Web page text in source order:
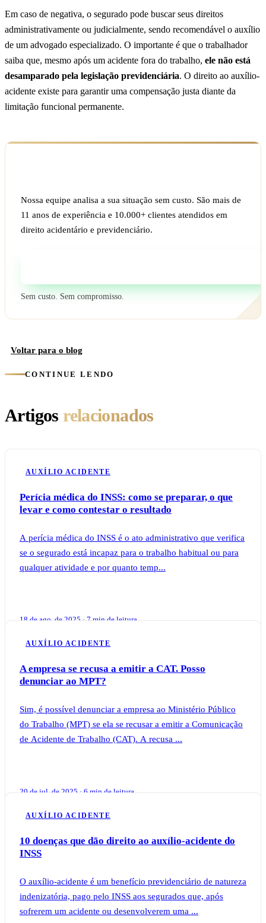
Em caso de negativa, o segurado pode buscar seus direitos
administrativamente ou judicialmente, sendo recomendável o auxílio
de um advogado especializado. O importante é que o trabalhador
saiba que, mesmo após um acidente fora do trabalho, ele não está
desamparado pela legislação previdenciária. O direito ao auxílio-
acidente existe para garantir uma compensação justa diante da
limitação funcional permanente.
Nossa equipe analisa a sua situação sem custo. São mais de
11 anos de experiência e 10.000+ clientes atendidos em
direito acidentário e previdenciário.
Sem custo. Sem compromisso.
Voltar para o blog
CONTINUE LENDO
Artigos relacionados
AUXÍLIO ACIDENTE
Perícia médica do INSS: como se preparar, o que
levar e como contestar o resultado
A perícia médica do INSS é o ato administrativo que verifica
se o segurado está incapaz para o trabalho habitual ou para
qualquer atividade e por quanto temp...
18 de ago. de 2025 · 7 min de leitura
AUXÍLIO ACIDENTE
A empresa se recusa a emitir a CAT. Posso
denunciar ao MPT?
Sim, é possível denunciar a empresa ao Ministério Público
do Trabalho (MPT) se ela se recusar a emitir a Comunicação
de Acidente de Trabalho (CAT). A recusa ...
20 de jul. de 2025 · 6 min de leitura
AUXÍLIO ACIDENTE
10 doenças que dão direito ao auxílio-acidente do
INSS
O auxílio-acidente é um benefício previdenciário de natureza
indenizatória, pago pelo INSS aos segurados que, após
sofrerem um acidente ou desenvolverem uma ...